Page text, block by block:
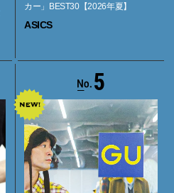
カー」BEST30【2026年夏】
ASICS
5